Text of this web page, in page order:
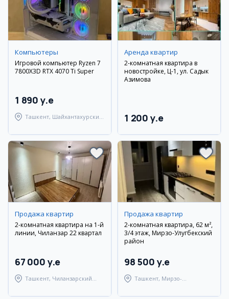
Компьютеры
Игровой компьютер Ryzen 7
7800X3D RTX 4070 Ti Super
1 890 y.e
Ташкент, Шайхантахурский
Аренда квартир
2-комнатная квартира в
новостройке, Ц-1, ул. Садык
Азимова
1 200 y.e
Продажа квартир
2-комнатная квартира на 1-й
линии, Чиланзар 22 квартал
67 000 y.e
Ташкент, Чиланзарский
Продажа квартир
2-комнатная квартира, 62 м²,
3/4 этаж, Мирзо-Улугбекский
район
98 500 y.e
Ташкент, Мирзо-